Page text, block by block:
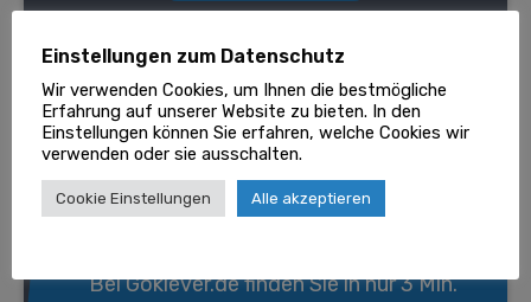
Wir entsorgen gratis Ihr
Fahrzeug!
BeiGoklever.definden Sie in nur 3 Min.
Einstellungen zum Datenschutz
Wir verwenden Cookies, um Ihnen die bestmögliche
Erfahrung auf unserer Website zu bieten. In den
Einstellungen können Sie erfahren, welche Cookies wir
verwenden oder sie ausschalten.
Cookie Einstellungen Alle akzeptieren